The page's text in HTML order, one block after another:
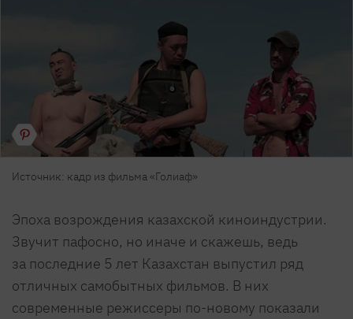
Источник: кадр из фильма «Голиаф»
Эпоха возрождения казахской киноиндустрии.
Звучит пафосно, но иначе и скажешь, ведь
за последние 5 лет Казахстан выпустил ряд
отличных самобытных фильмов. В них
современные режиссеры по-новому показали